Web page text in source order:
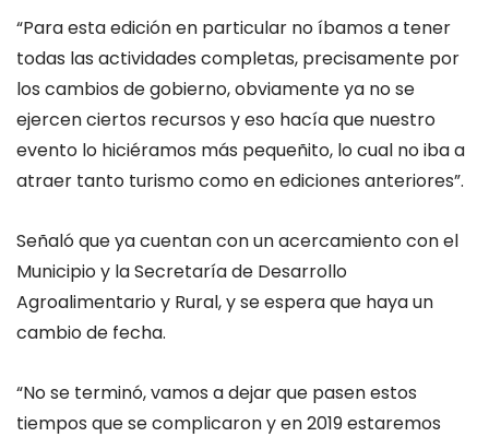
“Para esta edición en particular no íbamos a tener
todas las actividades completas, precisamente por
los cambios de gobierno, obviamente ya no se
ejercen ciertos recursos y eso hacía que nuestro
evento lo hiciéramos más pequeñito, lo cual no iba a
atraer tanto turismo como en ediciones anteriores”.
Señaló que ya cuentan con un acercamiento con el
Municipio y la Secretaría de Desarrollo
Agroalimentario y Rural, y se espera que haya un
cambio de fecha.
“No se terminó, vamos a dejar que pasen estos
tiempos que se complicaron y en 2019 estaremos